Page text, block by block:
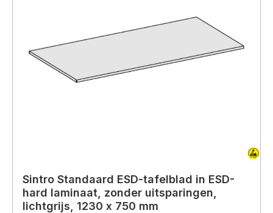
Sintro Standaard ESD-tafelblad in ESD-
hard laminaat, zonder uitsparingen,
lichtgrijs, 1230 x 750 mm